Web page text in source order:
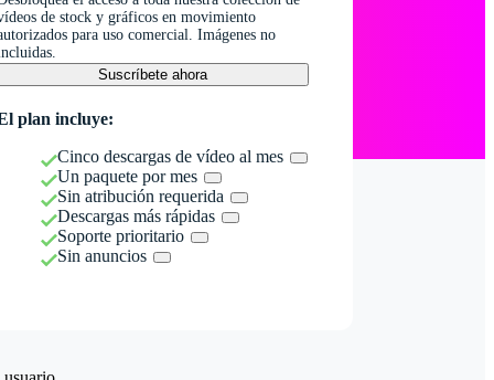
de stock y gráficos en movimiento
para uso comercial. Imágenes no
Suscríbete ahora
plan incluye:
Cinco descargas de vídeo al mes
Un paquete por mes
Sin atribución requerida
Descargas más rápidas
Soporte prioritario
Sin anuncios